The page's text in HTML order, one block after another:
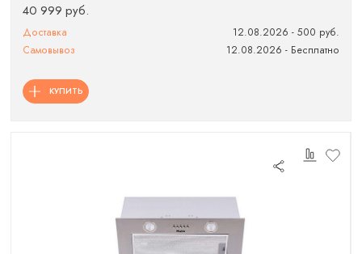
40 999 руб.
Доставка
12.08.2026 - 500 руб.
Самовывоз
12.08.2026 - Бесплатно
КУПИТЬ